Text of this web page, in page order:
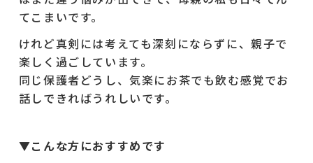
てこまいです。
けれど真剣には考えても深刻にならずに、親子で
楽しく過ごしています。
同じ保護者どうし、気楽にお茶でも飲む感覚でお
話しできればうれしいです。
▼こんな方におすすめです